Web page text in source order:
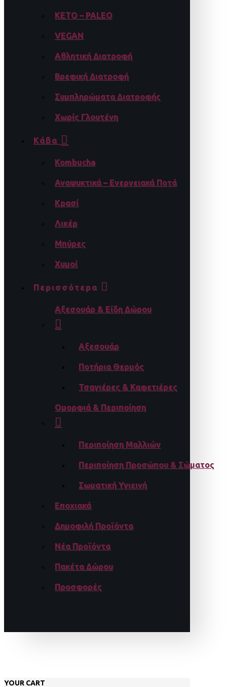
KETO – PALEO
VEGAN
Αθλητική Διατροφή
Βρεφική Διατροφή
Συμπληρώματα Διατροφής
Χωρίς Γλουτένη
Κάβα
Kombucha
Αναψυκτικά – Ενεργειακά Ποτά
Κρασί
Λικέρ
Μπύρες
Χυμοί
Περισσότερα
Αξεσουάρ & Είδη Δώρου
Αξεσουάρ
Ποτήρια Θερμός
Τσαγιέρες & Καφετιέρες
Ομορφιά & Περιποίηση
Περιποίηση Μαλλιών
Περιποίηση Προσώπου & Σώματος
Σωματική Υγιεινή
Εποχιακά
Δημοφιλή Προϊόντα
Νέα Προϊόντα
Πακέτα Δώρου
Προσφορές
YOUR CART